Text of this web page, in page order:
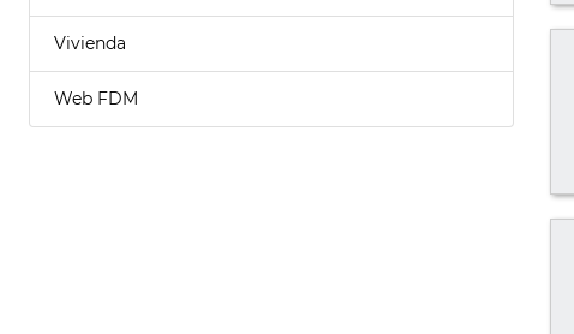
Vivienda
Web FDM